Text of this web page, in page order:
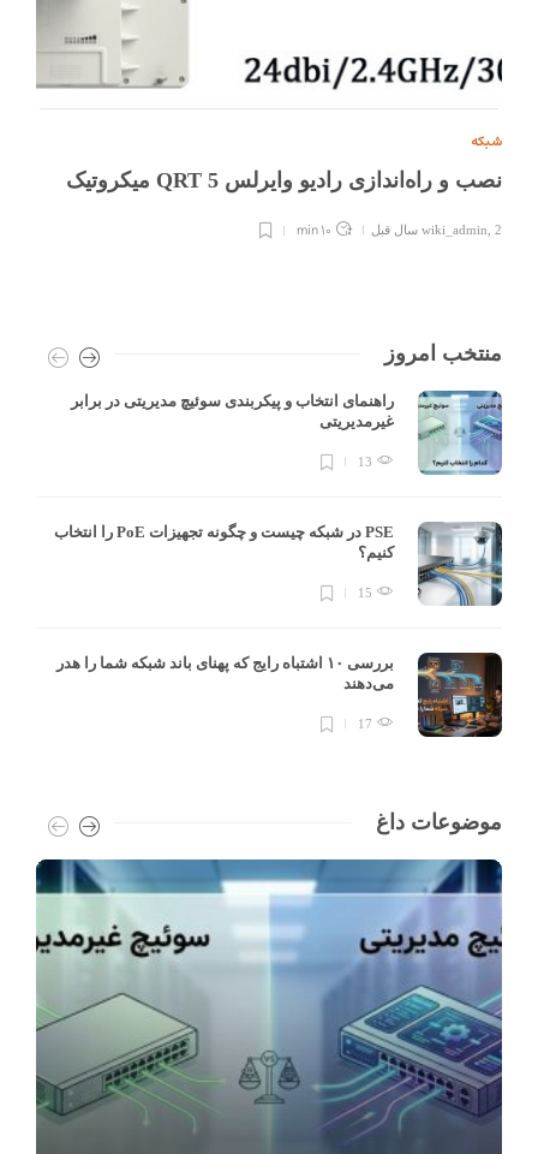
شبکه
نصب و راه‌اندازی رادیو وایرلس QRT 5 میکروتیک
wiki_admin, 2 سال قبل 10 min
منتخب امروز
راهنمای انتخاب و پیکربندی سوئیچ مدیریتی در برابر
غیرمدیریتی
13
PSE در شبکه چیست و چگونه تجهیزات PoE را انتخاب
کنیم؟
15
بررسی ۱۰ اشتباه رایج که پهنای باند شبکه شما را هدر
می‌دهند
17
موضوعات داغ